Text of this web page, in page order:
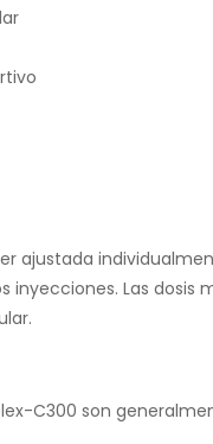
ajustada
inyecciones. Las
C300 son